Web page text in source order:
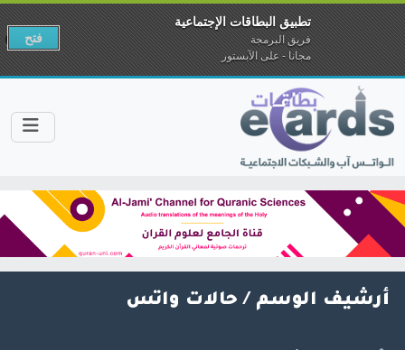
أرشيف الوسم / حالات واتس
تطبيق البطاقات الإجتماعية
فريق البرمجة
مجانا - على الآبستور
فتح